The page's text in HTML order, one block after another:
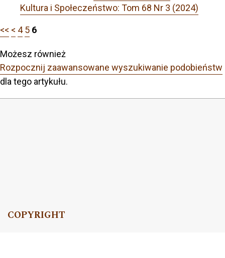
Kultura i Społeczeństwo: Tom 68 Nr 3 (2024)
<< < 4 5 6
Możesz również
Rozpocznij zaawansowane wyszukiwanie podobieństw
dla tego artykułu.
COPYRIGHT